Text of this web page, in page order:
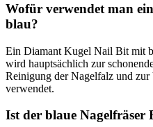
Wofür verwendet man
blau?
Ein Diamant Kugel Nail Bit mit
wird hauptsächlich zur
Reinigung der Nagelfalz und zur
verwendet.
Ist der blaue Nagelfräser